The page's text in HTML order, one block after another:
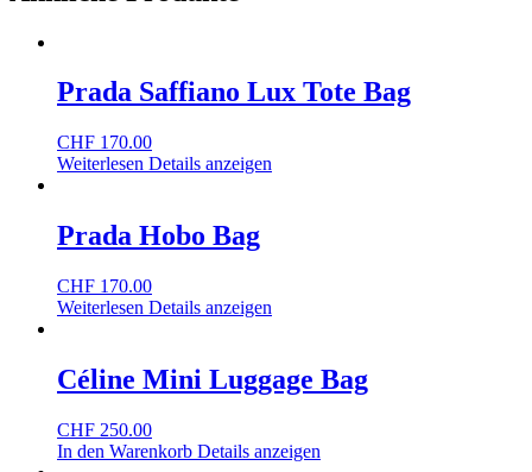
Prada Saffiano Lux Tote Bag
CHF 170.00
Weiterlesen Details anzeigen
Prada Hobo Bag
CHF 170.00
Weiterlesen Details anzeigen
Céline Mini Luggage Bag
CHF 250.00
In den Warenkorb Details anzeigen